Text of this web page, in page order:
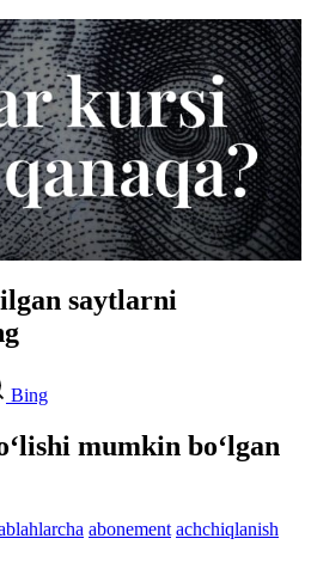
saytlarni
Bing
mumkin bo‘lgan
abonement achchiqlanish